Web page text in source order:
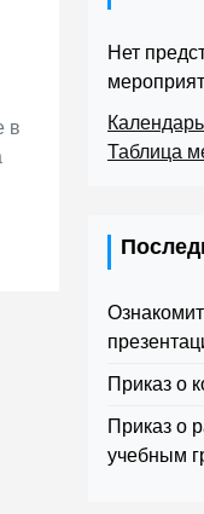
в
Нет
Таблица
Приказ о
Приказ о
учебным